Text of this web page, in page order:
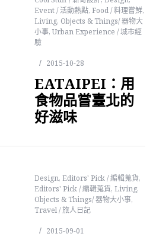
Event / 活動熱點, Food / 料理嘗鮮,
Living, Objects & Things/ 器物大
小事,Urban Experience / 城市經
驗
2015-10-28
EATAIPEI：用
食物品嘗臺北的
好滋味
Design, Editors' Pick / 編輯蒐貨,
Editors' Pick / 編輯蒐貨, Living,
Objects & Things/ 器物大小事,
Travel / 旅人日記
2015-09-01